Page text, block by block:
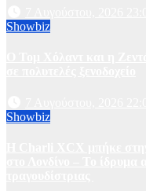
Showbiz
Showbiz